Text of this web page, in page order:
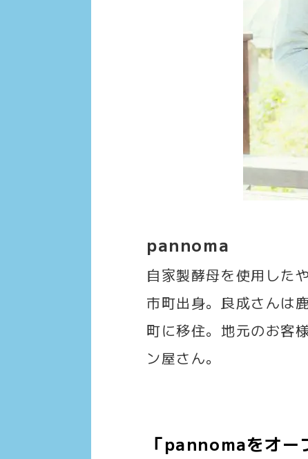
pannoma
自家製酵母を使用した
市町出身。良成さんは
町に移住。地元のお客
ン屋さん。
「pannomaをオー